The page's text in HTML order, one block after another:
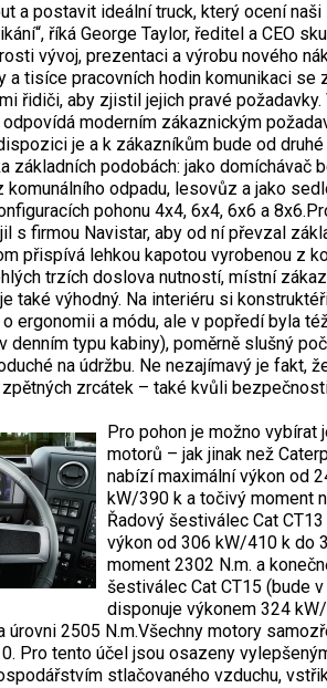
a postavit ideální truck, který ocení
říká George Taylor, ředitel a CEO
vývoj, prezentaci a výrobu nového
a tisíce pracovních hodin komunikaci se
řidiči, aby zjistil jejich pravé
moderním zákaznickým
je a k zákazníkům bude od
základních podobách: jako domíchávač
odpadu, lesovůz a jako
pohonu 4x4, 6x4, 6x6 a
s firmou Navistar, aby od ní převzal
přispívá lehkou kapotou vyrobenou z
trzích doslova nutností, místní
také výhodný. Na interiéru si
ergonomii a módu, ale v popředí byla
denním typu kabiny), poměrně slušný
na údržbu. Ne nezajímavý je fakt,
zpětných zrcátek – také kvůli
Pro pohon je možno vybírat
motorů – jak jinak než
nabízí maximální výkon od
kW/390 k a točivý moment
Řadový šestiválec Cat
výkon od 306 kW/410 k do
moment 2302 N.m. a
šestiválec Cat CT15 (bude
disponuje výkonem 324
úrovni 2505 N.m.Všechny motory
Pro tento účel jsou osazeny
stlačovaného vzduchu,